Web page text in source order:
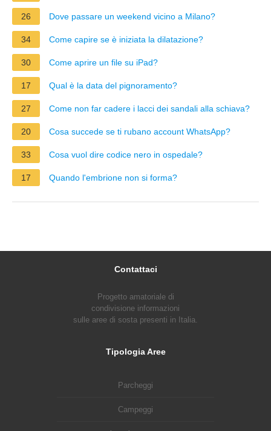
26 Dove passare un weekend vicino a Milano?
34 Come capire se è iniziata la dilatazione?
30 Come aprire un file su iPad?
17 Qual è la data del pignoramento?
27 Come non far cadere i lacci dei sandali alla schiava?
20 Cosa succede se ti rubano account WhatsApp?
33 Cosa vuol dire codice nero in ospedale?
17 Quando l'embrione non si forma?
Contattaci
Progetto amatoriale di
condivisione informazioni
sulle aree di sosta presenti in Italia.
Tipologia Aree
Parcheggi
Campeggi